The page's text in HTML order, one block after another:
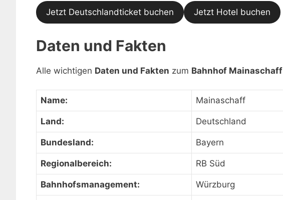
Jetzt Deutschlandticket buchen Jetzt Hotel buchen
Daten und Fakten
Alle wichtigen Daten und Fakten zum Bahnhof Mainaschaff
Name: Mainaschaff
Land: Deutschland
Bundesland: Bayern
Regionalbereich: RB Süd
Bahnhofsmanagement: Würzburg